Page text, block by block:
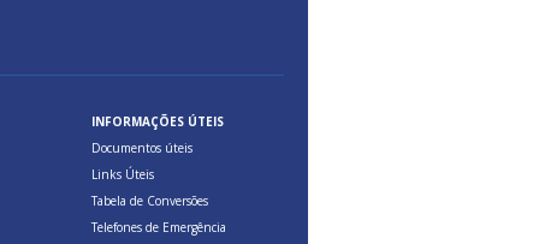
INFORMAÇÕES ÚTEIS
Documentos úteis
Links Úteis
Tabela de Conversões
Telefones de Emergência